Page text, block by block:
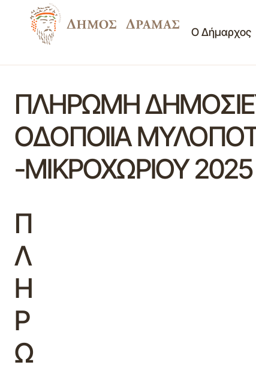
Ο Δήμαρχος
ΠΛΗΡΩΜΗ
ΟΔΟΠΟΙΙΑ
-ΜΙΚΡΟΧΩΡΙΟΥ 2025
Π
Λ
Η
Ρ
Ω